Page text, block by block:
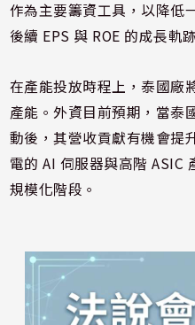
作為主要籌資工具，以降低
後續 EPS 與 ROE 的成長軌
在產能投放時程上，泰國廠
產能。外資目前預期，當泰
動後，其營收貢獻有機會提
電的 AI 伺服器與高階 ASIC
規模化階段。